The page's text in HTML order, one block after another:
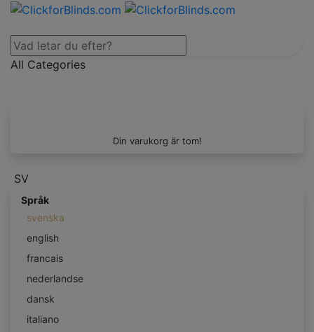
All Categories
Din varukorg är tom!
SV
Språk
svenska
english
francais
nederlandse
dansk
italiano